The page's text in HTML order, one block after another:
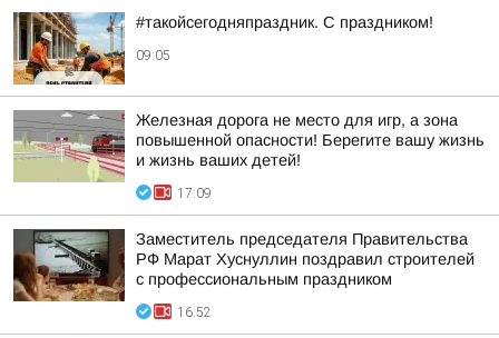
#такойсегодняпраздник. С праздником!
09:05
Железная дорога не место для игр, а зона
повышенной опасности! Берегите вашу жизнь
и жизнь ваших детей!
17:09
Заместитель председателя Правительства
РФ Марат Хуснуллин поздравил строителей
с профессиональным праздником
16:52